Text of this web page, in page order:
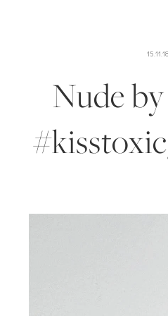
15.11.18
Nude